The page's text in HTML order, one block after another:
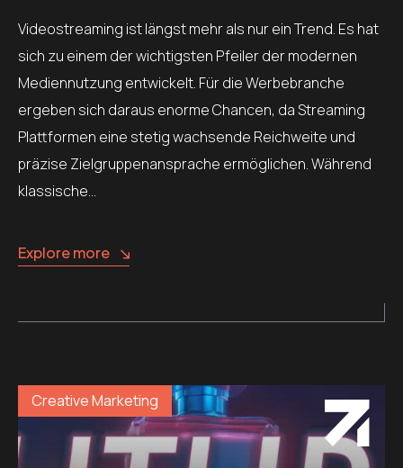
Videostreaming ist längst mehr als nur ein Trend. Es hat
sich zu einem der wichtigsten Pfeiler der modernen
Mediennutzung entwickelt. Für die Werbebranche
ergeben sich daraus enorme Chancen, da Streaming
Plattformen eine stetig wachsende Reichweite und
präzise Zielgruppenansprache ermöglichen. Während
klassische…
Explore more
Creative Marketing